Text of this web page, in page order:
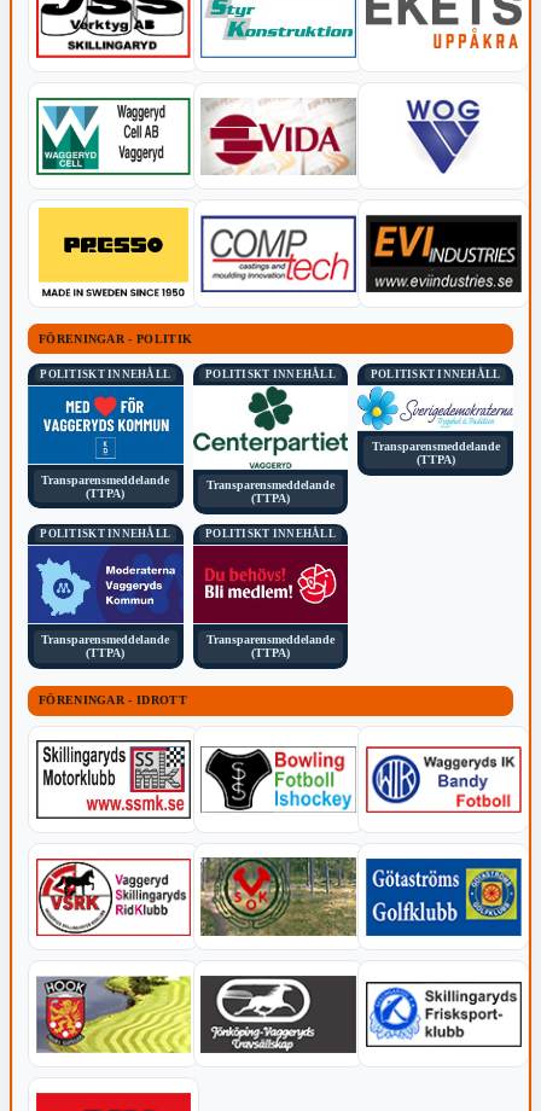
FÖRENINGAR - POLITIK
POLITISKT INNEHÅLL
Transparensmeddelande
(TTPA)
POLITISKT INNEHÅLL
Transparensmeddelande
(TTPA)
POLITISKT INNEHÅLL
Transparensmeddelande
(TTPA)
POLITISKT INNEHÅLL
Transparensmeddelande
(TTPA)
POLITISKT INNEHÅLL
Transparensmeddelande
(TTPA)
FÖRENINGAR - IDROTT